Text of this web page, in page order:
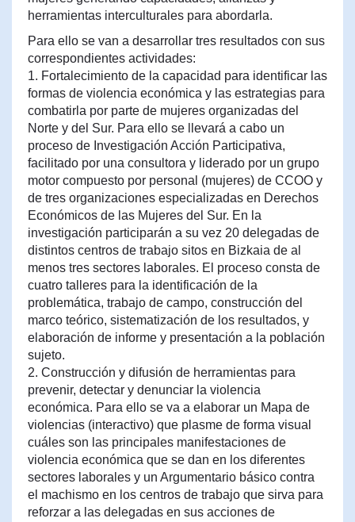
herramientas interculturales para abordarla.
Para ello se van a desarrollar tres resultados con sus
correspondientes actividades:
1. Fortalecimiento de la capacidad para identificar las
formas de violencia económica y las estrategias para
combatirla por parte de mujeres organizadas del
Norte y del Sur. Para ello se llevará a cabo un
proceso de Investigación Acción Participativa,
facilitado por una consultora y liderado por un grupo
motor compuesto por personal (mujeres) de CCOO y
de tres organizaciones especializadas en Derechos
Económicos de las Mujeres del Sur. En la
investigación participarán a su vez 20 delegadas de
distintos centros de trabajo sitos en Bizkaia de al
menos tres sectores laborales. El proceso consta de
cuatro talleres para la identificación de la
problemática, trabajo de campo, construcción del
marco teórico, sistematización de los resultados, y
elaboración de informe y presentación a la población
sujeto.
2. Construcción y difusión de herramientas para
prevenir, detectar y denunciar la violencia
económica. Para ello se va a elaborar un Mapa de
violencias (interactivo) que plasme de forma visual
cuáles son las principales manifestaciones de
violencia económica que se dan en los diferentes
sectores laborales y un Argumentario básico contra
el machismo en los centros de trabajo que sirva para
reforzar a las delegadas en sus acciones de